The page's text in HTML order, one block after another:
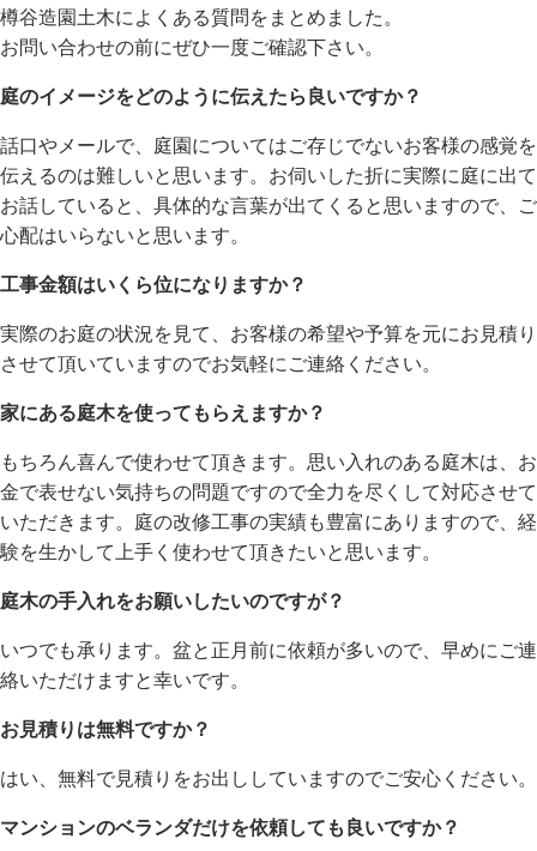
樽谷造園土木によくある質問をまとめました。
お問い合わせの前にぜひ一度ご確認下さい。
庭のイメージをどのように伝えたら良いですか？
話口やメールで、庭園についてはご存じでないお客様の感覚を
伝えるのは難しいと思います。お伺いした折に実際に庭に出て
お話していると、具体的な言葉が出てくると思いますので、ご
心配はいらないと思います。
工事金額はいくら位になりますか？
実際のお庭の状況を見て、お客様の希望や予算を元にお見積り
させて頂いていますのでお気軽にご連絡ください。
家にある庭木を使ってもらえますか？
もちろん喜んで使わせて頂きます。思い入れのある庭木は、お
金で表せない気持ちの問題ですので全力を尽くして対応させて
いただきます。庭の改修工事の実績も豊富にありますので、経
験を生かして上手く使わせて頂きたいと思います。
庭木の手入れをお願いしたいのですが？
いつでも承ります。盆と正月前に依頼が多いので、早めにご連
絡いただけますと幸いです。
お見積りは無料ですか？
はい、無料で見積りをお出ししていますのでご安心ください。
マンションのベランダだけを依頼しても良いですか？